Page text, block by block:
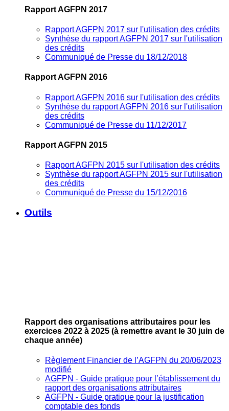
Rapport AGFPN 2017
Rapport AGFPN 2017 sur l'utilisation des crédits
Synthèse du rapport AGFPN 2017 sur l'utilisation
des crédits
Communiqué de Presse du 18/12/2018
Rapport AGFPN 2016
Rapport AGFPN 2016 sur l'utilisation des crédits
Synthèse du rapport AGFPN 2016 sur l'utilisation
des crédits
Communiqué de Presse du 11/12/2017
Rapport AGFPN 2015
Rapport AGFPN 2015 sur l'utilisation des crédits
Synthèse du rapport AGFPN 2015 sur l'utilisation
des crédits
Communiqué de Presse du 15/12/2016
Outils
Rapport des organisations attributaires pour les
exercices 2022 à 2025 (à remettre avant le 30 juin de
chaque année)
Règlement Financier de l’AGFPN du 20/06/2023
modifié
AGFPN ‐ Guide pratique pour l’établissement du
rapport des organisations attributaires
AGFPN ‐ Guide pratique pour la justification
comptable des fonds